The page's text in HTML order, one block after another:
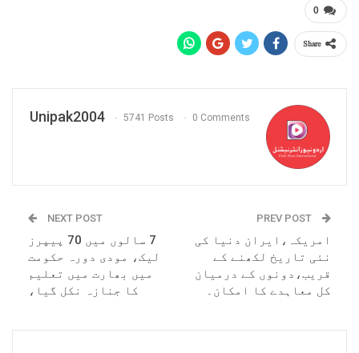
0
Share
Unipak2004 5741 Posts 0 Comments
امریکہ،ایران دنیا کی
نئی تاریخ لکھنے کے
قریب،دونوں کے درمیان
کل معاہدے کا امکان۔
NEXT POST
7 سالوں میں 70 پیپرز
لیک، مودی دورہ حکومت
میں بھارت میں تعلیم
کا جنازہ نکل گیا،